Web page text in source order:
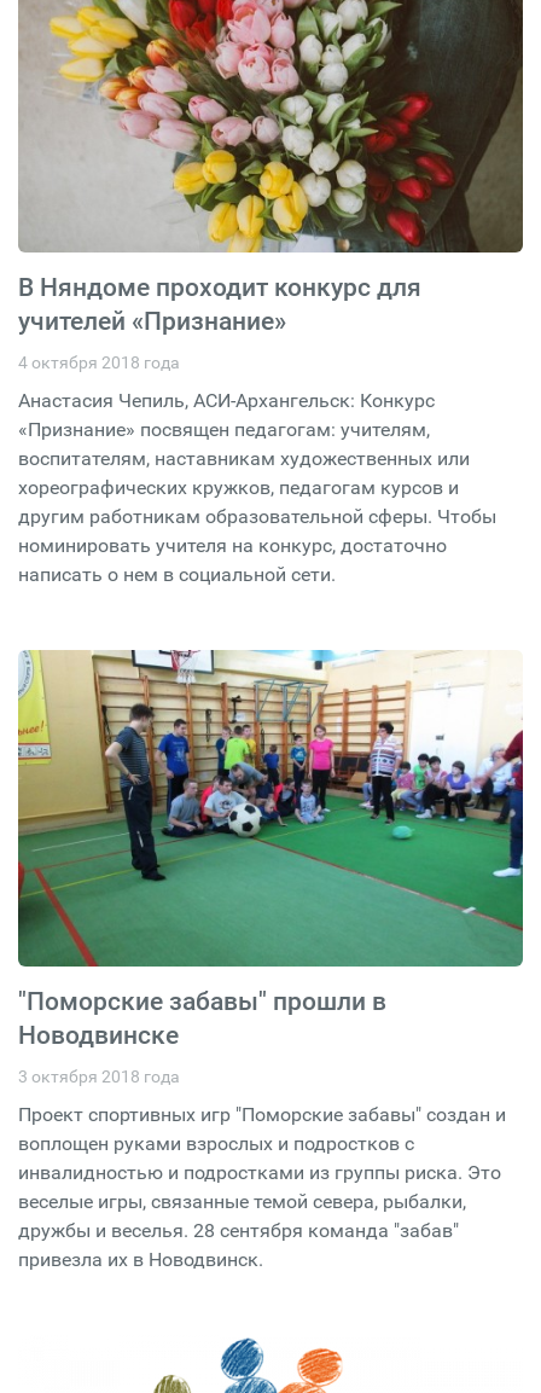
В Няндоме проходит конкурс для
учителей «Признание»
4 октября 2018 года
Анастасия Чепиль, АСИ-Архангельск: Конкурс
«Признание» посвящен педагогам: учителям,
воспитателям, наставникам художественных или
хореографических кружков, педагогам курсов и
другим работникам образовательной сферы. Чтобы
номинировать учителя на конкурс, достаточно
написать о нем в социальной сети.
"Поморские забавы" прошли в
Новодвинске
3 октября 2018 года
Проект спортивных игр "Поморские забавы" создан и
воплощен руками взрослых и подростков с
инвалидностью и подростками из группы риска. Это
веселые игры, связанные темой севера, рыбалки,
дружбы и веселья. 28 сентября команда "забав"
привезла их в Новодвинск.